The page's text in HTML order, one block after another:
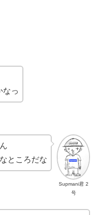
なっ
Supmani君 2
号
ところだな